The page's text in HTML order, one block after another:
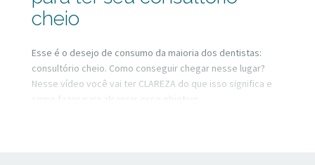
cheio
Esse é o desejo de consumo da maioria dos dentistas:
consultório cheio. Como conseguir chegar nesse lugar?
Nesse vídeo você vai ter CLAREZA do que isso significa e
como fazer para alcançar esse objetivo.